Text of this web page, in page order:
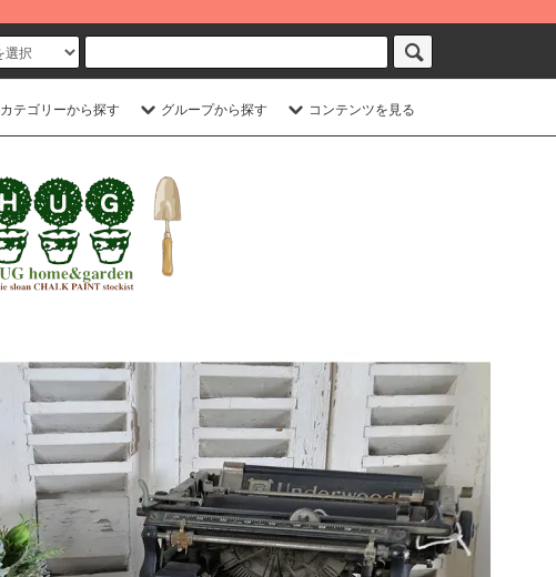
カテゴリーから探す グループから探す コンテンツを見る